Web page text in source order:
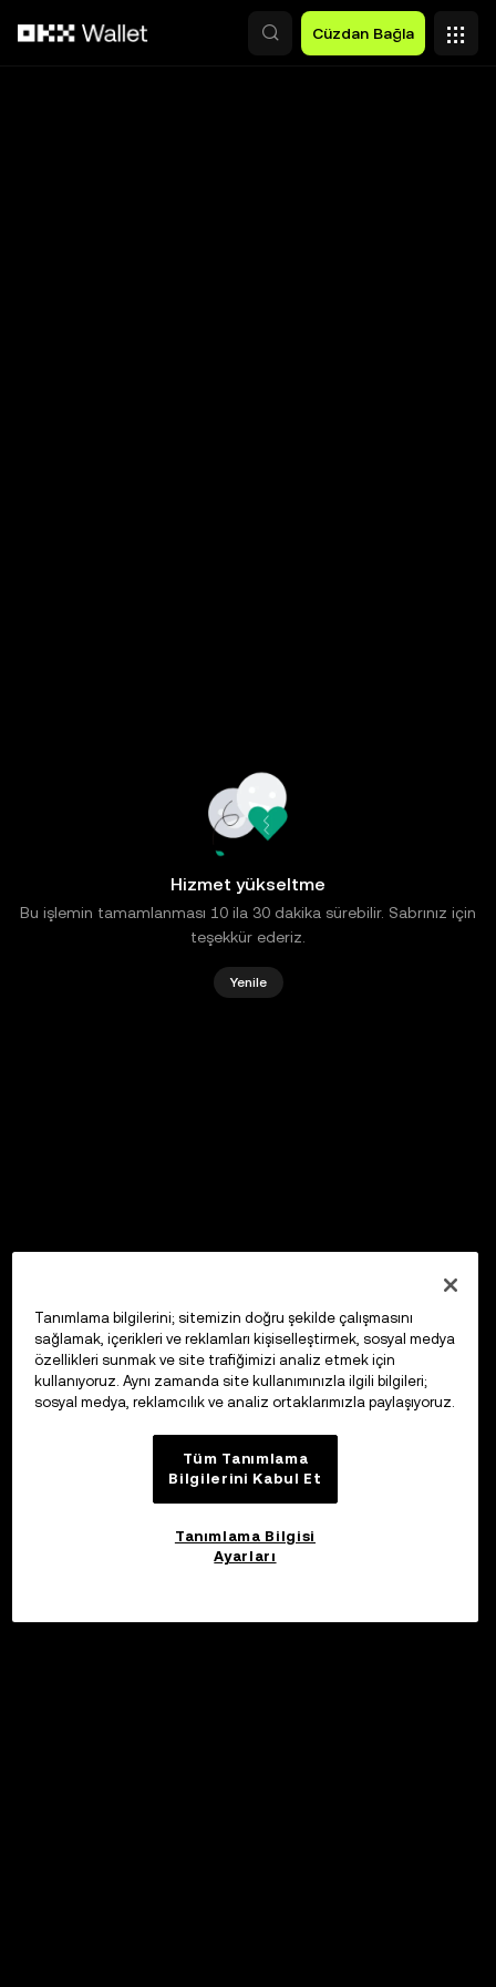
Cüzdan Bağla
Hizmet yükseltme
Bu işlemin tamamlanması 10 ila 30 dakika sürebilir. Sabrınız için
teşekkür ederiz.
Yenile
Tanımlama bilgilerini; sitemizin doğru şekilde çalışmasını
sağlamak, içerikleri ve reklamları kişiselleştirmek, sosyal medya
özellikleri sunmak ve site trafiğimizi analiz etmek için
kullanıyoruz. Aynı zamanda site kullanımınızla ilgili bilgileri;
sosyal medya, reklamcılık ve analiz ortaklarımızla paylaşıyoruz.
Tüm Tanımlama
Bilgilerini Kabul Et
Tanımlama Bilgisi
Ayarları